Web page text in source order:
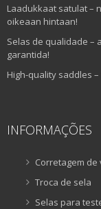
Laadukkaat satulat –
oikeaan hintaan!
Selas de qualidade –
garantida!
High-quality saddles
INFORMAÇÕES
Corretagem
Troca de sela
Selas para